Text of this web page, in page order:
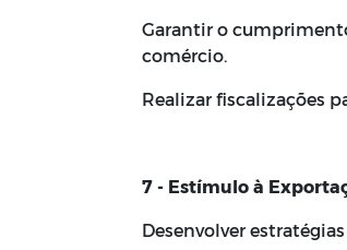
Garantir o
comércio.
Realizar fiscalizações
7 - Estímulo à
Desenvolver